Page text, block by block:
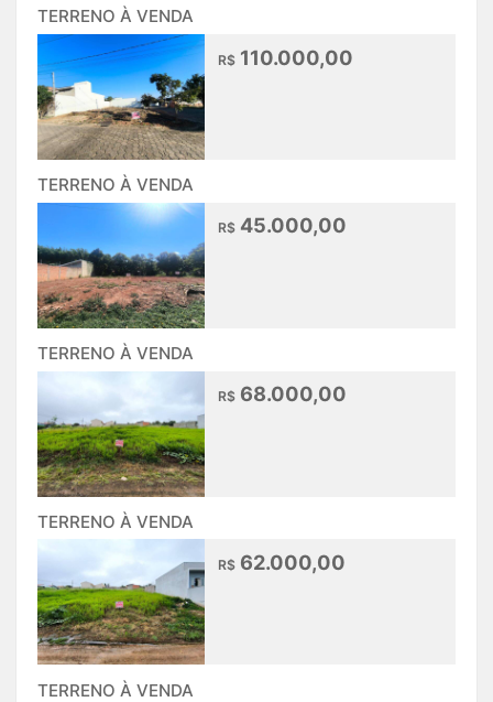
TERRENO À VENDA
R$ 110.000,00
TERRENO À VENDA
R$ 45.000,00
TERRENO À VENDA
R$ 68.000,00
TERRENO À VENDA
R$ 62.000,00
TERRENO À VENDA